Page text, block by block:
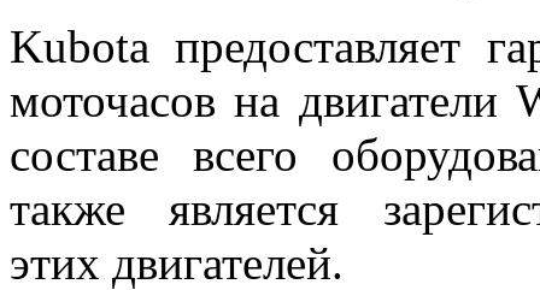
Kubota предоставляет
моточасов на
составе всего
также является
этих двигателей.